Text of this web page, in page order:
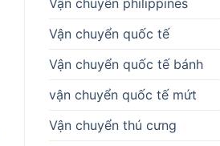
Vận chuyển quốc tế
Vận chuyển quốc tế bánh
vận chuyển quốc tế mứt
Vận chuyển thú cưng